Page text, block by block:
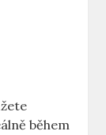
během